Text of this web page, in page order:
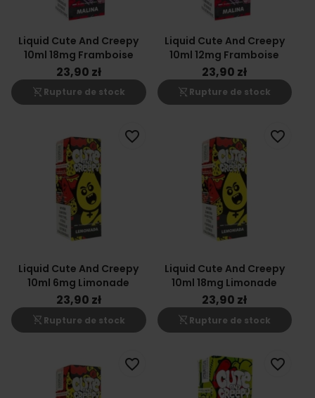
Liquid Cute And Creepy
10ml 18mg Framboise
23,90 zł
shopping_cart_off Rupture de stock
Liquid Cute And Creepy
10ml 12mg Framboise
23,90 zł
shopping_cart_off Rupture de stock
Liquid Cute And Creepy
10ml 6mg Limonade
23,90 zł
shopping_cart_off Rupture de stock
favorite_border
Liquid Cute And Creepy
10ml 18mg Limonade
23,90 zł
shopping_cart_off Rupture de stock
favorite_border
favorite_border favorite_border